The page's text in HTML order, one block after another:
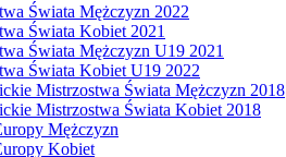
Świata Mężczyzn 2022
Świata Kobiet 2021
Świata Mężczyzn U19 2021
Świata Kobiet U19 2022
Mistrzostwa Świata Mężczyzn 2018
Mistrzostwa Świata Kobiet 2018
Mężczyzn
Kobiet